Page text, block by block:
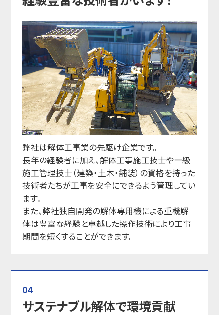
弊社は解体工事業の先駆け企業です。
長年の経験者に加え、解体工事施工技士や一級
施工管理技士（建築・土木・舗装）の資格を持った
技術者たちが工事を安全にできるよう管理してい
ます。
また、弊社独自開発の解体専用機による重機解
体は豊富な経験と卓越した操作技術により工事
期間を短くすることができます。
04
サステナブル解体で環境貢献